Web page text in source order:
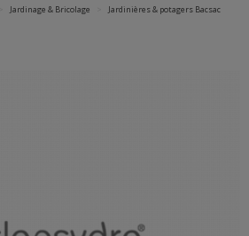
Jardinage & Bricolage
Jardinières & potagers Bacsac